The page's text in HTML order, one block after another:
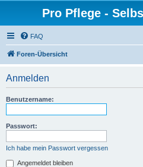
Pro Pflege -
FAQ
Foren-Übersicht
Anmelden
Benutzername:
Passwort:
Ich habe mein Passwort vergessen
Angemeldet bleiben